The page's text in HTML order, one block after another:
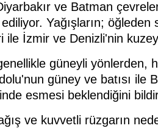
ve Batman
Yağışların;
ile İzmir ve Denizli'nin
güneyli yönlerden,
güney ve batısı ile
esmesi beklendiğini
ve kuvvetli rüzgarın